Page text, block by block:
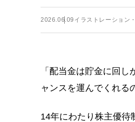
2026.06.09 イラストレーション
「配当金は貯金に回
ャンスを運んでくれる
14年にわたり株主優待